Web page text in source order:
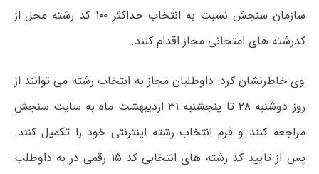
سازمان سنجش نسبت به انتخاب حداکثر ۱۰۰ کد رشته محل از
کدرشته های امتحانی مجاز اقدام کنند.
وی خاطرنشان کرد: داوطلبان مجاز به انتخاب رشته می توانند از
روز دوشنبه ۲۸ تا پنجشنبه ۳۱ اردیبهشت ماه به سایت سنجش
مراجعه کنند و فرم انتخاب رشته اینترنتی خود را تکمیل کنند.
پس از تایید کد رشته های انتخابی کد ۱۵ رقمی در به داوطلب